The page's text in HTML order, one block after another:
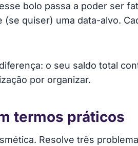
bolo passa a poder ser
(se quiser) uma data-alvo.
o seu saldo total
por organizar.
termos práticos
Resolve três